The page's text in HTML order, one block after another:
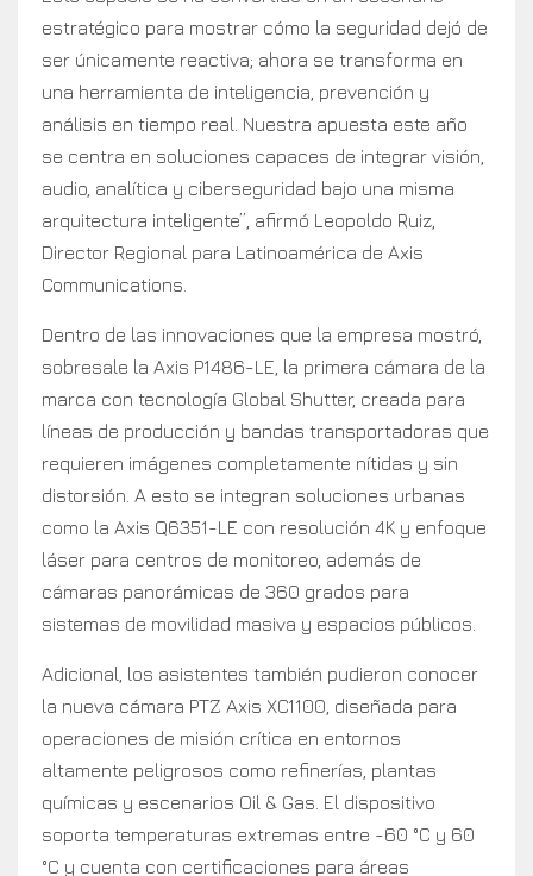
estratégico para mostrar cómo la seguridad dejó de
ser únicamente reactiva; ahora se transforma en
una herramienta de inteligencia, prevención y
análisis en tiempo real. Nuestra apuesta este año
se centra en soluciones capaces de integrar visión,
audio, analítica y ciberseguridad bajo una misma
arquitectura inteligente”, afirmó Leopoldo Ruiz,
Director Regional para Latinoamérica de Axis
Communications.
Dentro de las innovaciones que la empresa mostró,
sobresale la Axis P1486-LE, la primera cámara de la
marca con tecnología Global Shutter, creada para
líneas de producción y bandas transportadoras que
requieren imágenes completamente nítidas y sin
distorsión. A esto se integran soluciones urbanas
como la Axis Q6351-LE con resolución 4K y enfoque
láser para centros de monitoreo, además de
cámaras panorámicas de 360 grados para
sistemas de movilidad masiva y espacios públicos.
Adicional, los asistentes también pudieron conocer
la nueva cámara PTZ Axis XC1100, diseñada para
operaciones de misión crítica en entornos
altamente peligrosos como refinerías, plantas
químicas y escenarios Oil & Gas. El dispositivo
soporta temperaturas extremas entre -60 °C y 60
°C y cuenta con certificaciones para áreas